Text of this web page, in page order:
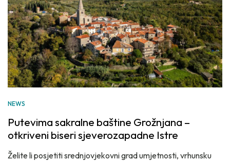
NEWS
Putevima sakralne baštine Grožnjana –
otkriveni biseri sjeverozapadne Istre
Želite li posjetiti srednjovjekovni grad umjetnosti, vrhunsku